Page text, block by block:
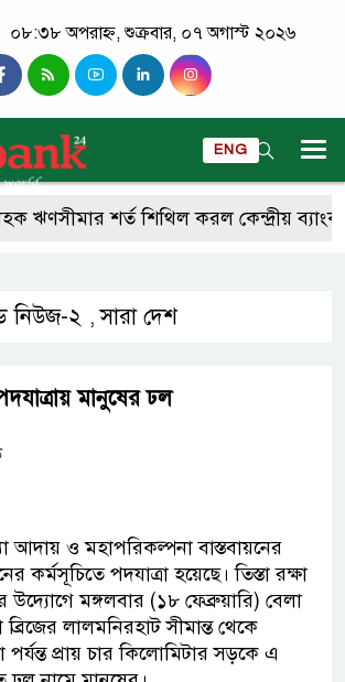
০৮:৩৮ অপরাহ্ন, শুক্রবার, ০৭ অগাস্ট ২০২৬
ENG
শর্ত শিথিল করল কেন্দ্রীয় ব্যাংক
নিউজ-২ ,সারা দেশ
মানুষের ঢল
আদায় ও মহাপরিকল্পনা বাস্তবায়নের
কর্মসূচিতে পদযাত্রা হয়েছে। তিস্তা রক্ষা
মঙ্গলবার (১৮ ফেব্রুয়ারি) বেলা
ব্রিজের লালমনিরহাট সীমান্ত থেকে
প্রায় চার কিলোমিটার সড়কে এ